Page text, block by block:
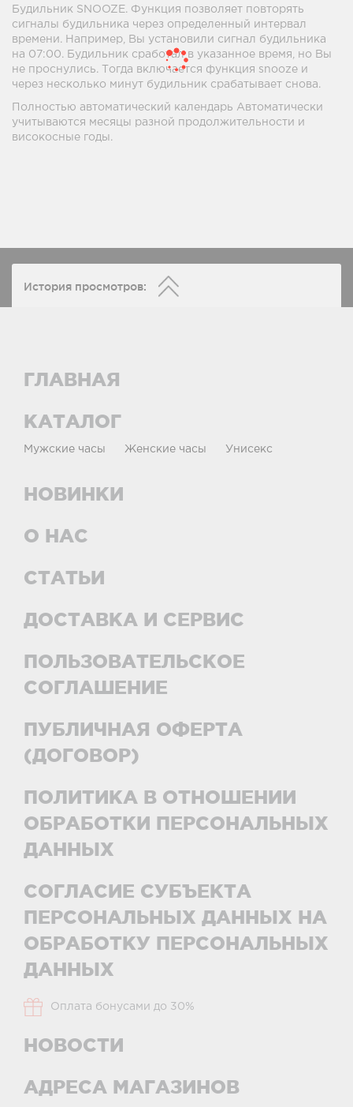
Будильник SNOOZE. Функция позволяет повторять
сигналы будильника через определенный интервал
времени. Например, Вы установили сигнал будильника
на 07:00. Будильник сработал в указанное время, но Вы
не проснулись. Тогда включается функция snooze и
через несколько минут будильник срабатывает снова.
Полностью автоматический календарь Автоматически
учитываются месяцы разной продолжительности и
високосные годы.
История просмотров:
ГЛАВНАЯ
КАТАЛОГ
Мужские часы Женские часы Унисекс
НОВИНКИ
О НАС
СТАТЬИ
ДОСТАВКА И СЕРВИС
ПОЛЬЗОВАТЕЛЬСКОЕ
СОГЛАШЕНИЕ
ПУБЛИЧНАЯ ОФЕРТА
(ДОГОВОР)
ПОЛИТИКА В ОТНОШЕНИИ
ОБРАБОТКИ ПЕРСОНАЛЬНЫХ
ДАННЫХ
СОГЛАСИЕ СУБЪЕКТА
ПЕРСОНАЛЬНЫХ ДАННЫХ НА
ОБРАБОТКУ ПЕРСОНАЛЬНЫХ
ДАННЫХ
Оплата бонусами до 30%
НОВОСТИ
АДРЕСА МАГАЗИНОВ